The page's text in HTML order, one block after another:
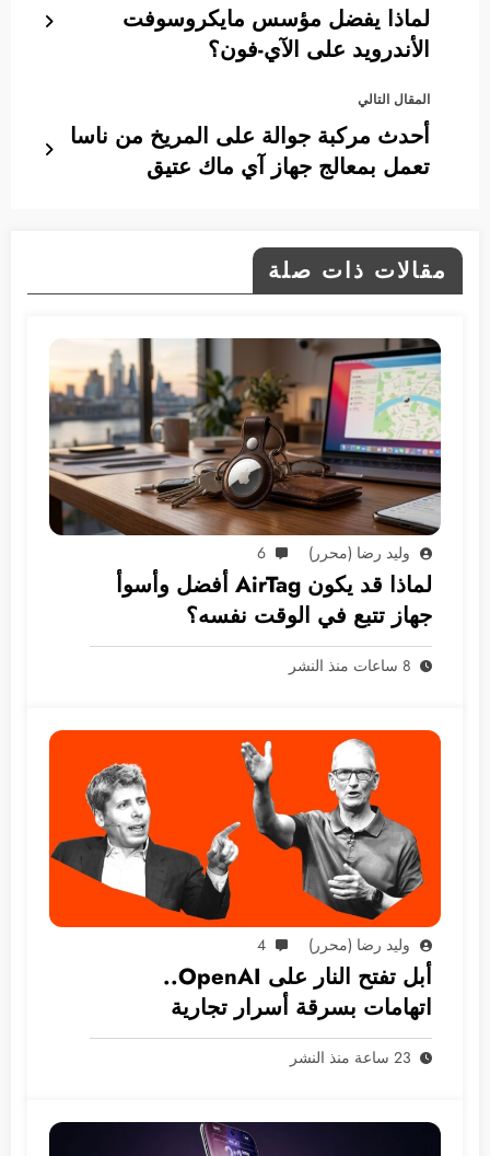
لماذا يفضل مؤسس مايكروسوفت
الأندرويد على الآي-فون؟
المقال التالي
أحدث مركبة جوالة على المريخ من ناسا
تعمل بمعالج جهاز آي ماك عتيق
مقالات ذات صلة
وليد رضا (محرر) 6
لماذا قد يكون AirTag أفضل وأسوأ
جهاز تتبع في الوقت نفسه؟
8 ساعات منذ النشر
وليد رضا (محرر) 4
أبل تفتح النار على OpenAI..
اتهامات بسرقة أسرار تجارية
23 ساعة منذ النشر